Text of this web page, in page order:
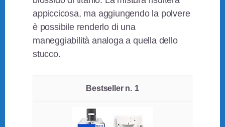
appiccicosa, ma aggiungendo la polvere
è possibile renderlo di una
maneggiabilità analoga a quella dello
stucco.
1